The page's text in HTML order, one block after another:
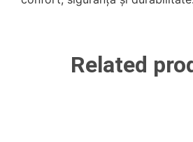
Related